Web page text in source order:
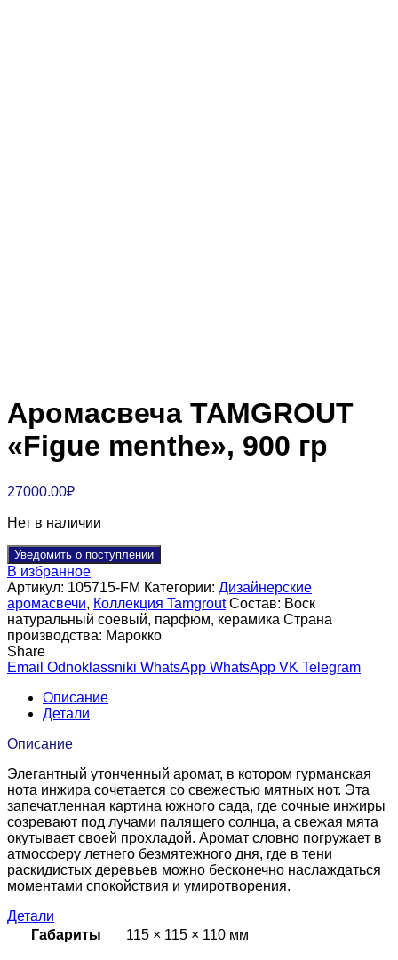
Аромасвеча TAMGROUT
«Figue menthe», 900 гр
27000.00₽
Нет в наличии
Уведомить о поступлении
В избранное
Артикул: 105715-FM Категории: Дизайнерские
аромасвечи, Коллекция Tamgrout Состав: Воск
натуральный соевый, парфюм, керамика Страна
производства: Марокко
Share
Email Odnoklassniki WhatsApp WhatsApp VK Telegram
Описание
Детали
Описание
Элегантный утонченный аромат, в котором гурманская
нота инжира сочетается со свежестью мятных нот. Эта
запечатленная картина южного сада, где сочные инжиры
созревают под лучами палящего солнца, а свежая мята
окутывает своей прохладой. Аромат словно погружает в
атмосферу летнего безмятежного дня, где в тени
раскидистых деревьев можно бесконечно наслаждаться
моментами спокойствия и умиротворения.
Детали
Габариты
115 × 115 × 110 мм